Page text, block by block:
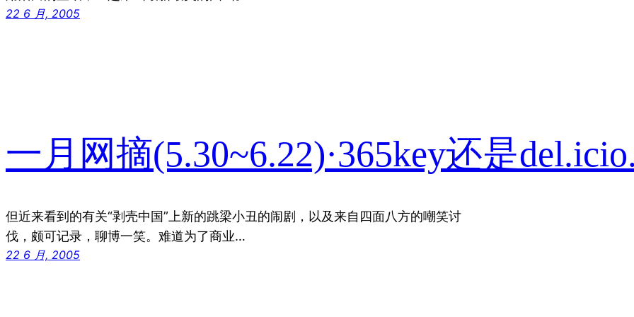
22 6 月, 2005
一月网摘(5.30~6.22)·365key还是
但近来看到的有关“剥壳中国”上新的跳梁小丑的闹剧，以及来自四面八方的嘲笑讨
伐，颇可记录，聊博一笑。难道为了商业…
22 6 月, 2005